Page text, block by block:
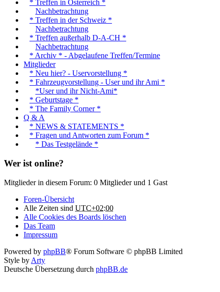
* Treffen in Österreich *
Nachbetrachtung
* Treffen in der Schweiz *
Nachbetrachtung
* Treffen außerhalb D-A-CH *
Nachbetrachtung
* Archiv * - Abgelaufene Treffen/Termine
Mitglieder
* Neu hier? - Uservorstellung *
* Fahrzeugvorstellung - User und ihr Ami *
*User und ihr Nicht-Ami*
* Geburtstage *
* The Family Corner *
Q & A
* NEWS & STATEMENTS *
* Fragen und Antworten zum Forum *
* Das Testgelände *
Wer ist online?
Mitglieder in diesem Forum: 0 Mitglieder und 1 Gast
Foren-Übersicht
Alle Zeiten sind UTC+02:00
Alle Cookies des Boards löschen
Das Team
Impressum
Powered by phpBB® Forum Software © phpBB Limited
Style by Arty
Deutsche Übersetzung durch phpBB.de